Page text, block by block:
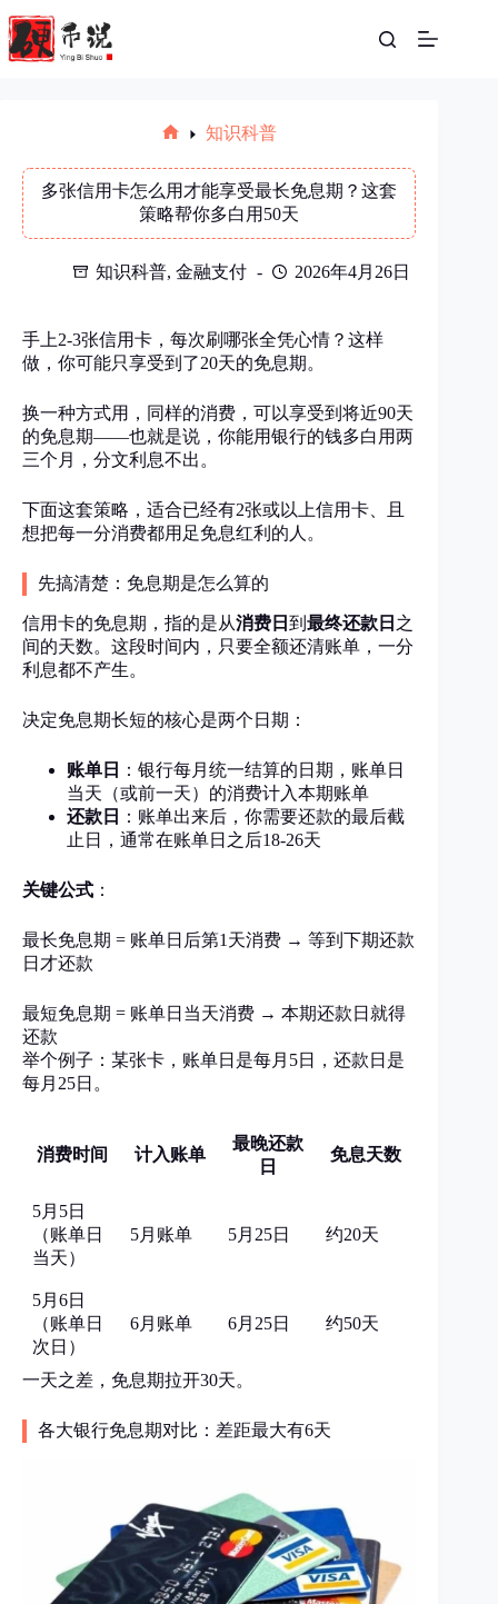
至
内
页
知识科普
多张信用卡怎么用才能享受最长免息期？这套
策略帮你多白用50天
知识科普, 金融支付 2026年4月26日
手上2-3张信用卡，每次刷哪张全凭心情？这样
做，你可能只享受到了20天的免息期。
换一种方式用，同样的消费，可以享受到将近90天
的免息期——也就是说，你能用银行的钱多白用两
三个月，分文利息不出。
下面这套策略，适合已经有2张或以上信用卡、且
想把每一分消费都用足免息红利的人。
先搞清楚：免息期是怎么算的
信用卡的免息期，指的是从消费日 到 最终还款日 之
间的天数。这段时间内，只要全额还清账单，一分
利息都不产生。
决定免息期长短的核心是两个日期：
账单日
：银行每月统一结算的日期，账单日
当天（或前一天）的消费计入本期账单
还款日
：账单出来后，你需要还款的最后截
止日，通常在账单日之后18-26天
关键公式 ：
最长免息期 = 账单日后第1天消费 → 等到下期还款
日才还款
最短免息期 = 账单日当天消费 → 本期还款日就得
还款
举个例子：某张卡，账单日是每月5日，还款日是
每月25日。
消费时间 计入账单
最晚还款
日
免息天数
5月5日
（账单日
当天）
5月账单 5月25日 约20天
5月6日
（账单日
次日）
6月账单 6月25日 约50天
一天之差，免息期拉开30天。
各大银行免息期对比：差距最大有6天